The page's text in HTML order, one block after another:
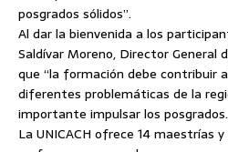
posgrados sólidos”.
Al dar la bienvenida a los
Saldívar Moreno, Director General
que “la formación debe contribuir
diferentes problemáticas de la
importante impulsar los posgrados.
La UNICACH ofrece 14 maestrías